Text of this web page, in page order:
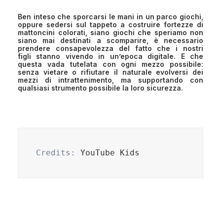
Ben inteso che sporcarsi le mani in un parco giochi,
oppure sedersi sul tappeto a costruire fortezze di
mattoncini colorati, siano giochi che speriamo non
siano mai destinati a scomparire, è necessario
prendere consapevolezza del fatto che i nostri
figli stanno vivendo in un’epoca digitale. E che
questa vada tutelata con ogni mezzo possibile:
senza vietare o rifiutare il naturale evolversi dei
mezzi di intrattenimento, ma supportando con
qualsiasi strumento possibile la loro sicurezza.
Credits: YouTube Kids